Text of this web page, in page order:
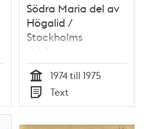
Södra Maria del av
Högalid /
Stockholms
stadsmuseum
Tid
1974 till 1975
Typ
Text